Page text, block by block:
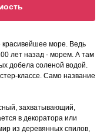
красивейшее море. Ведь
лет назад - морем. А там
добела соленой водой.
классе. Само название
захватывающий,
в декоратора или
из деревянных спилов,